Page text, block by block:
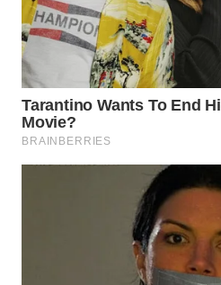
WN
DANAU
WN
NIAS